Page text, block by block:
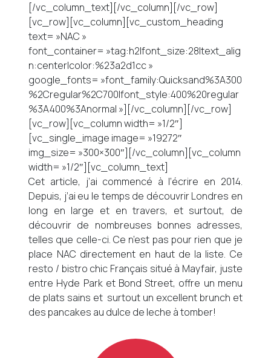
[/vc_column_text][/vc_column][/vc_row]
[vc_row][vc_column][vc_custom_heading
text= »NAC »
font_container= »tag:h2|font_size:28|text_alig
n:center|color:%23a2d1cc »
google_fonts= »font_family:Quicksand%3A300
%2Cregular%2C700|font_style:400%20regular
%3A400%3Anormal »][/vc_column][/vc_row]
[vc_row][vc_column width= »1/2″]
[vc_single_image image= »19272″
img_size= »300×300″][/vc_column][vc_column
width= »1/2″][vc_column_text]
Cet article, j’ai commencé à l’écrire en 2014.
Depuis, j’ai eu le temps de découvrir Londres en
long en large et en travers, et surtout, de
découvrir de nombreuses bonnes adresses,
telles que celle-ci. Ce n’est pas pour rien que je
place NAC directement en haut de la liste. Ce
resto / bistro chic Français situé à Mayfair, juste
entre Hyde Park et Bond Street, offre un menu
de plats sains et surtout un excellent brunch et
des pancakes au dulce de leche à tomber!